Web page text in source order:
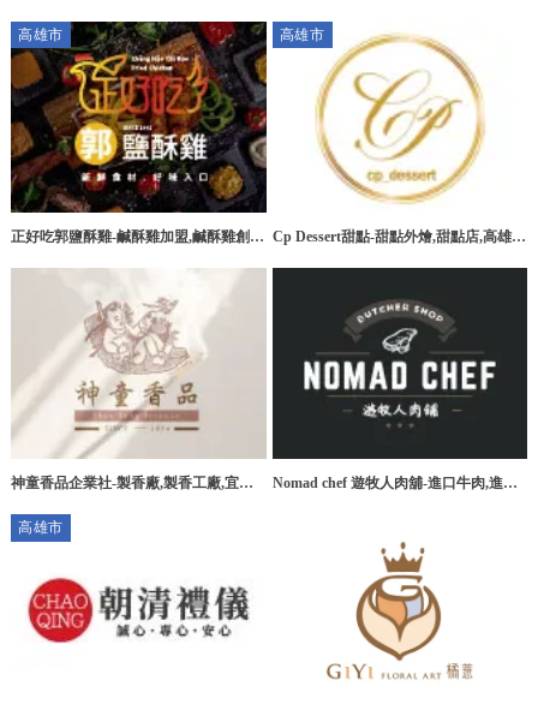
高雄市
正好吃郭鹽酥雞-鹹酥雞加盟,鹹酥雞創
高雄市
Cp Dessert甜點-甜點外燴,甜點店,高雄甜
神童香品企業社-製香廠,製香工廠,宜蘭
Nomad chef 遊牧人肉舖-進口牛肉,進口
高雄市